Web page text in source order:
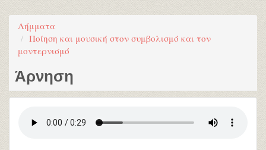
Λήμματα
Ποίηση και μουσική στον συμβολισμό και τον
μοντερνισμό
Άρνηση